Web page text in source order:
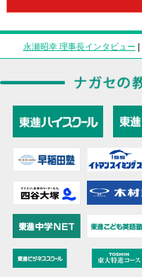
永瀬昭幸 理事長インタビュー |